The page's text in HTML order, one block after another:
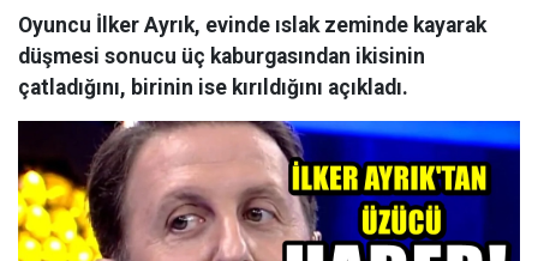
Oyuncu İlker Ayrık, evinde ıslak zeminde kayarak
düşmesi sonucu üç kaburgasından ikisinin
çatladığını, birinin ise kırıldığını açıkladı.